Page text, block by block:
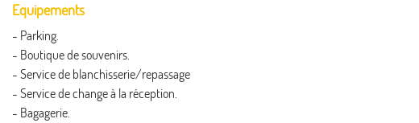
Equipements
- Parking.
- Boutique de souvenirs.
- Service de blanchisserie/repassage
- Service de change à la réception.
- Bagagerie.